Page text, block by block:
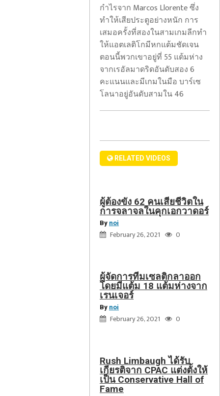
กำไรจาก Marcos Llorente ซึ่ง
ทำให้เสียประตูอย่างหนัก การ
เสมอครั้งที่สองในสามเกมลีกทำ
ให้แอตเลติโกมีหกแต้มชัดเจน
ตอนนี้พวกเขาอยู่ที่ 55 แต้มห่าง
จากเรอัลมาดริดอันดับสอง 6
คะแนนและมีเกมในมือ บาร์เซ
โลนาอยู่อันดับสามใน 46
RELATED VIDEOS
ผู้
ต้อง
ขัง
62
คน
เสีย
ชีวิต
ใน
ใน
คุก
เอกวาดอร์
ผู้ต้องขัง 62 คนเสียชีวิตใน
การจลาจลในคุกเอกวาดอร์
By noi
February 26, 2021 0
ผู้
จัดการ
ทีม
เซล
ติก
โดย
มี
แต้ม
แต้ม
ห่าง
จาก
เรน
ผู้จัดการทีมเซลติกลาออก
โดยมีแต้ม 18 แต้มห่างจาก
เรนเจอร์
By noi
February 26, 2021 0
Rush
Limbaugh
รับ
เกียรติ
จาก
CPAC
แต่ง
ให้
เป็น
Conservative
Hall
of
Rush Limbaugh ได้รับ
เกียรติจาก CPAC แต่งตั้งให้
เป็น Conservative Hall of
Fame